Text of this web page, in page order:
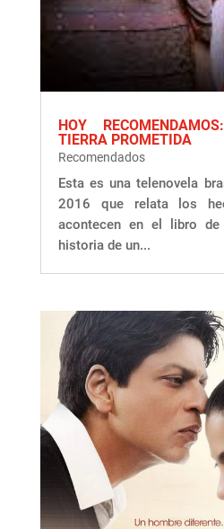
HOY
TIERRA PROMETIDA
Recomendados
Esta es una telenovela
2016 que relata los
acontecen en el libro
historia de un...